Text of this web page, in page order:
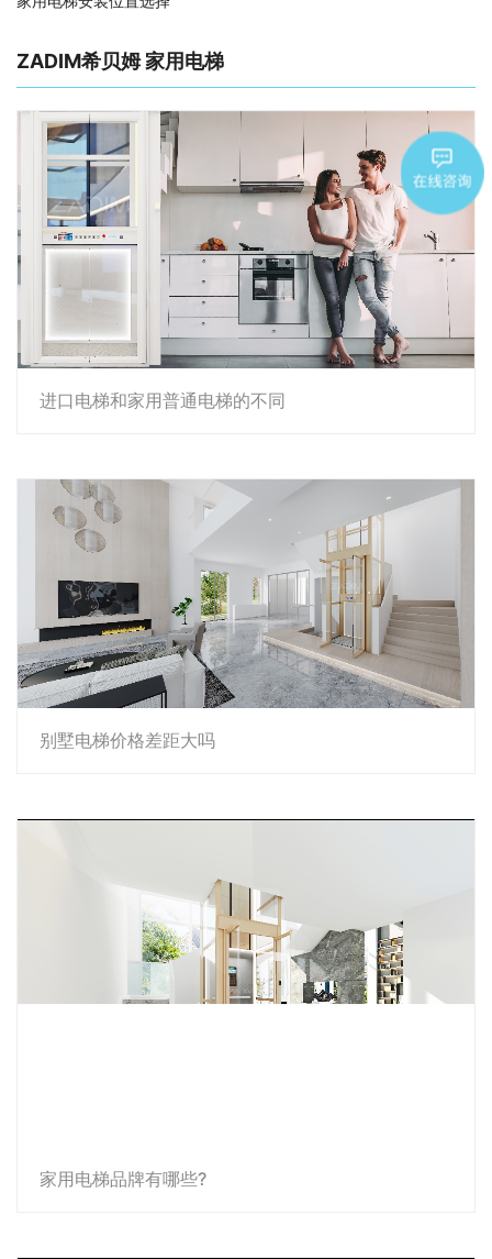
ZADIM希贝姆 家用电梯
进口电梯和家用普通电梯的不同
别墅电梯价格差距大吗
家用电梯品牌有哪些?